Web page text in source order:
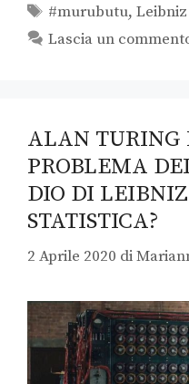
#murubutu,Leibniz
Lascia un
ALAN TURING
PROBLEMA
DIO DI
STATISTICA?
2 Aprile 2020 di